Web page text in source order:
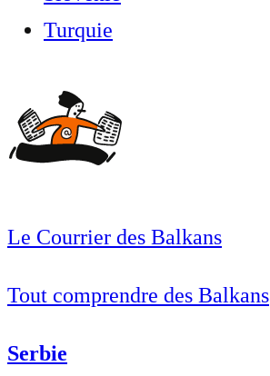
Turquie
Le Courrier des Balkans
Tout comprendre des Balkans
Serbie